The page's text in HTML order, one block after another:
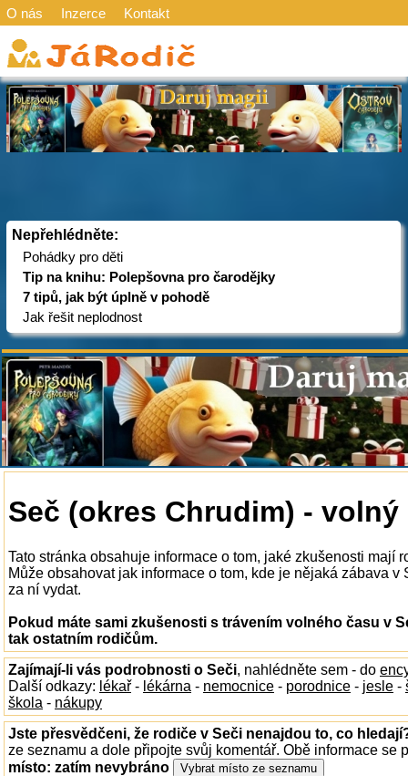
O nás Inzerce Kontakt
Nepřehlédněte:
Pohádky pro děti
Tip na knihu: Polepšovna pro čarodějky
7 tipů, jak být úplně v pohodě
Jak řešit neplodnost
Seč (okres Chrudim) - volný
Tato stránka obsahuje informace o tom, jaké zkušenosti mají
Může obsahovat jak informace o tom, kde je nějaká zábava
za ní vydat.
Pokud máte sami zkušenosti s trávením volného času v
tak ostatním rodičům.
Zajímají-li vás podrobnosti o Seči, nahlédněte sem - do
Další odkazy: lékař - lékárna - nemocnice - porodnice - jesle -
škola - nákupy
Jste přesvědčeni, že rodiče v Seči nenajdou to, co
ze seznamu a dole připojte svůj komentář. Obě informace se
místo: zatím nevybráno